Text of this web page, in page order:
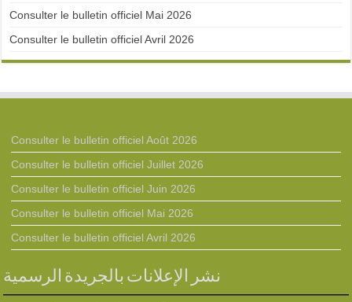
Consulter le bulletin officiel Mai 2026
Consulter le bulletin officiel Avril 2026
Consulter le bulletin officiel Août 2026
Consulter le bulletin officiel Juillet 2026
Consulter le bulletin officiel Juin 2026
Consulter le bulletin officiel Mai 2026
Consulter le bulletin officiel Avril 2026
نشر الإعلانات بالجريدة الرسمية